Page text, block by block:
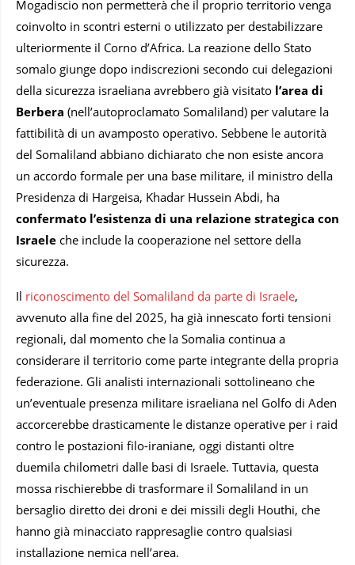
Mogadiscio non permetterà che il proprio territorio venga
coinvolto in scontri esterni o utilizzato per destabilizzare
ulteriormente il Corno d’Africa. La reazione dello Stato
somalo giunge dopo indiscrezioni secondo cui delegazioni
della sicurezza israeliana avrebbero già visitato l’area di
Berbera (nell’autoproclamato Somaliland) per valutare la
fattibilità di un avamposto operativo. Sebbene le autorità
del Somaliland abbiano dichiarato che non esiste ancora
un accordo formale per una base militare, il ministro della
Presidenza di Hargeisa, Khadar Hussein Abdi, ha
confermato l’esistenza di una relazione strategica con
Israele che include la cooperazione nel settore della
sicurezza.
Il riconoscimento del Somaliland da parte di Israele,
avvenuto alla fine del 2025, ha già innescato forti tensioni
regionali, dal momento che la Somalia continua a
considerare il territorio come parte integrante della propria
federazione. Gli analisti internazionali sottolineano che
un’eventuale presenza militare israeliana nel Golfo di Aden
accorcerebbe drasticamente le distanze operative per i raid
contro le postazioni filo-iraniane, oggi distanti oltre
duemila chilometri dalle basi di Israele. Tuttavia, questa
mossa rischierebbe di trasformare il Somaliland in un
bersaglio diretto dei droni e dei missili degli Houthi, che
hanno già minacciato rappresaglie contro qualsiasi
installazione nemica nell’area.